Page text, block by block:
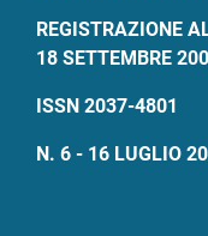
REGISTRAZIONE
18 SETTEMBRE
ISSN 2037-4801
N. 6 - 16 LUGLIO